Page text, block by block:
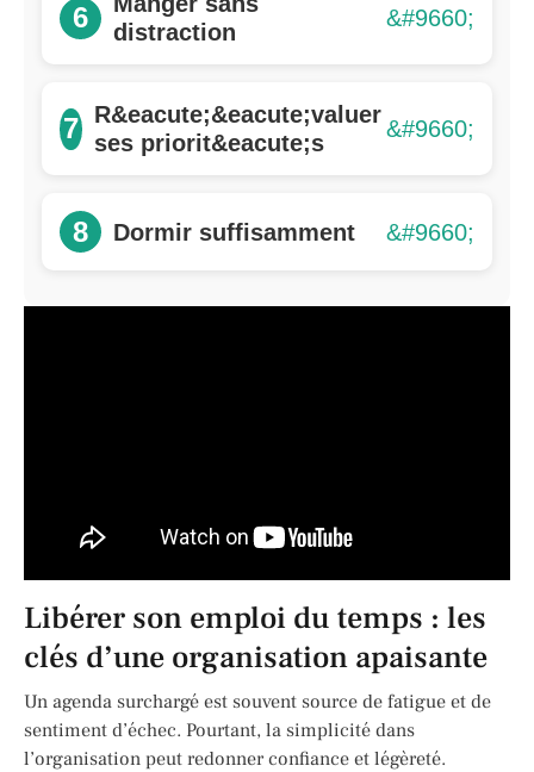
6
distraction
7
R&eacute;&eacute;valuer
ses priorit&eacute;s
8 Dormir suffisamment
Libérer son emploi du temps : les
clés d’une organisation apaisante
Un agenda surchargé est souvent source de fatigue et de
sentiment d’échec. Pourtant, la simplicité dans
l’organisation peut redonner confiance et légèreté.